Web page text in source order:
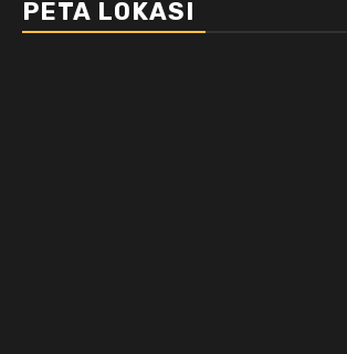
PETA LOKASI